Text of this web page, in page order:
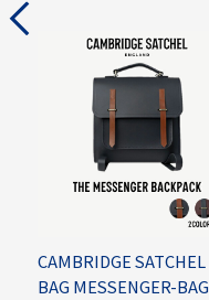
CAMBRIDGE SATCHEL
BAG MESSENGER-BAG